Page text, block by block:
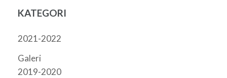
KATEGORI
2021-2022
Galeri
2019-2020